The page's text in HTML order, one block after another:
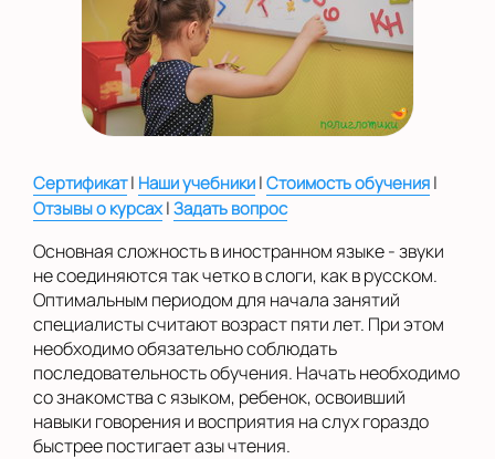
в Московской
области
Показать на карте
Выбрать другой город
Сертификат| Наши учебники|Стоимость обучения|
Отзывы о курсах|Задать вопрос
Основная сложность в иностранном языке - звуки
не соединяются так четко в слоги, как в русском.
Оптимальным периодом для начала занятий
специалисты считают возраст пяти лет. При этом
необходимо обязательно соблюдать
последовательность обучения. Начать необходимо
со знакомства с языком, ребенок, освоивший
навыки говорения и восприятия на слух гораздо
быстрее постигает азы чтения.